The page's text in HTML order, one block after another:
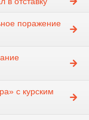
поражение
с курским